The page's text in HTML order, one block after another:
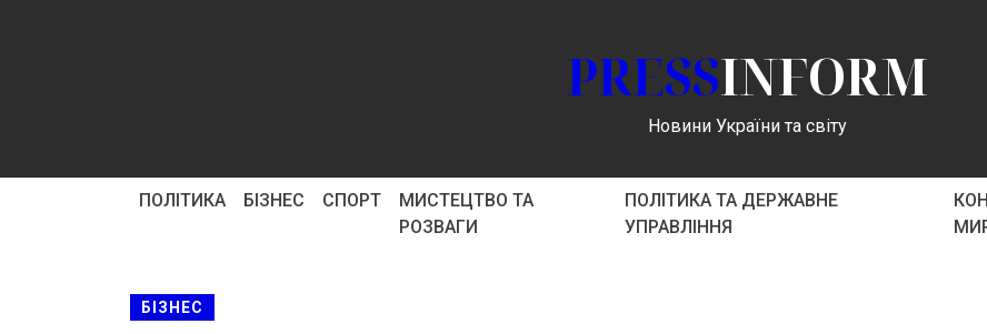
PRESSINFORM
Новини України та світу
ПОЛІТИКА БІЗНЕС СПОРТ
МИСТЕЦТВО ТА
РОЗВАГИ
ПОЛІТИКА ТА ДЕРЖАВНЕ
УПРАВЛІННЯ
БІЗНЕС